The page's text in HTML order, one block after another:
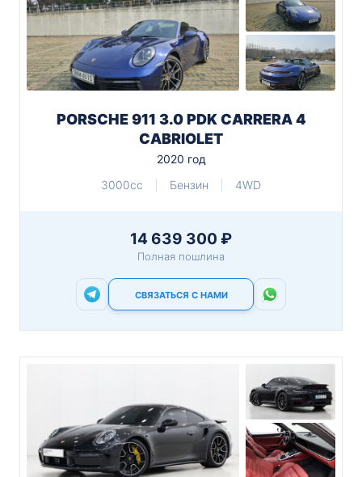
PORSCHE 911 3.0 PDK CARRERA 4
CABRIOLET
2020 год
3000cc
Бензин 4WD
14 639 300 ₽
Полная пошлина
СВЯЗАТЬСЯ С НАМИ